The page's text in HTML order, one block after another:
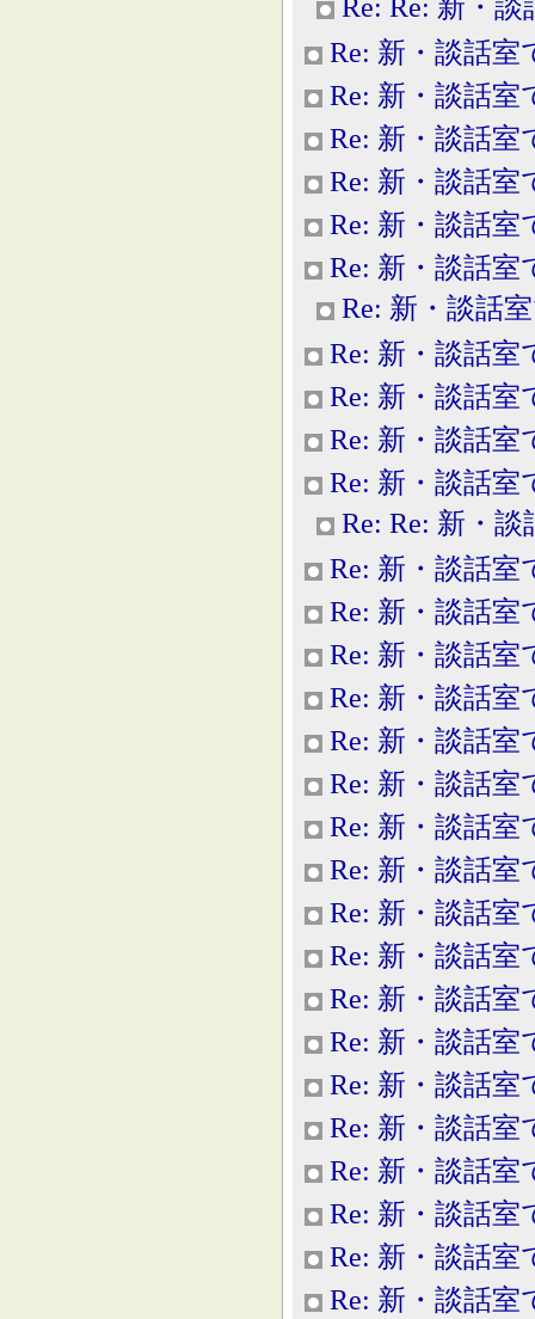
Re: Re: 新・
Re: 新・談話室
Re: 新・談話室
Re: 新・談話室
Re: 新・談話室
Re: 新・談話室
Re: 新・談話室
Re: 新・談話
Re: 新・談話室
Re: 新・談話室
Re: 新・談話室
Re: 新・談話室
Re: Re: 新・
Re: 新・談話室
Re: 新・談話室
Re: 新・談話室
Re: 新・談話室
Re: 新・談話室
Re: 新・談話室
Re: 新・談話室
Re: 新・談話室
Re: 新・談話室
Re: 新・談話室
Re: 新・談話室
Re: 新・談話室
Re: 新・談話室
Re: 新・談話室
Re: 新・談話室
Re: 新・談話室
Re: 新・談話室
Re: 新・談話室